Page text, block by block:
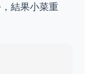
結果小菜重